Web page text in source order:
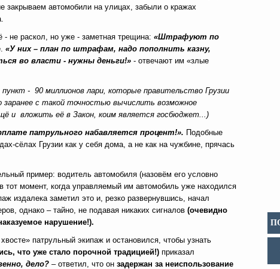
закрываем автомобили на улицах, забыли о кражах
не раскол, но уже - заметная трещина: «Штрафуют по
«У них – план по штрафам, надо пополнить казну,
во власти - нужны деньги!» - отвечают им «злые
- 90 миллионов лари, которые правительство Грузии
с такой точностью вычислить возможное
и вложить её в Закон, коим является госбюджет... )
патрульного набавляется процент!». Подобные
сёлах Грузии как у себя дома, а не как на чужбине, прячась
пример: водитель автомобиля (назовём его условно
тот момент, когда управляемый им автомобиль уже находился
издалека заметил это и, резко развернувшись, начал
однако – тайно, не подавая никаких сигналов (очевидно
нарушение!).
патрульный экипаж и остановился, чтобы узнать
что уже стало порочной традицией!) приказал
дело? – ответил, что он задержан за неиспользование